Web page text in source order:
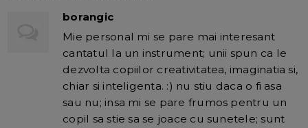
borangic
Mie personal mi se pare mai interesant
cantatul la un instrument; unii spun ca le
dezvolta copiilor creativitatea, imaginatia si,
chiar si inteligenta. :) nu stiu daca o fi asa
sau nu; insa mi se pare frumos pentru un
copil sa stie sa se joace cu sunetele; sunt